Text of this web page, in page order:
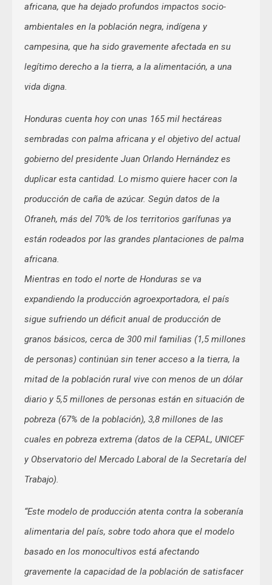
africana, que ha dejado profundos impactos socio-
ambientales en la población negra, indígena y
campesina, que ha sido gravemente afectada en su
legítimo derecho a la tierra, a la alimentación, a una
vida digna.
Honduras cuenta hoy con unas 165 mil hectáreas
sembradas con palma africana y el objetivo del actual
gobierno del presidente Juan Orlando Hernández es
duplicar esta cantidad. Lo mismo quiere hacer con la
producción de caña de azúcar. Según datos de la
Ofraneh, más del 70% de los territorios garífunas ya
están rodeados por las grandes plantaciones de palma
africana.
Mientras en todo el norte de Honduras se va
expandiendo la producción agroexportadora, el país
sigue sufriendo un déficit anual de producción de
granos básicos, cerca de 300 mil familias (1,5 millones
de personas) continúan sin tener acceso a la tierra, la
mitad de la población rural vive con menos de un dólar
diario y 5,5 millones de personas están en situación de
pobreza (67% de la población), 3,8 millones de las
cuales en pobreza extrema (datos de la CEPAL, UNICEF
y Observatorio del Mercado Laboral de la Secretaría del
Trabajo).
“Este modelo de producción atenta contra la soberanía
alimentaria del país, sobre todo ahora que el modelo
basado en los monocultivos está afectando
gravemente la capacidad de la población de satisfacer